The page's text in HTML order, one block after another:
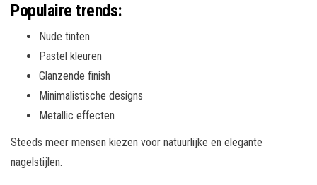
Populaire trends:
Nude tinten
Pastel kleuren
Glanzende finish
Minimalistische designs
Metallic effecten
Steeds meer mensen kiezen voor natuurlijke en elegante
nagelstijlen.